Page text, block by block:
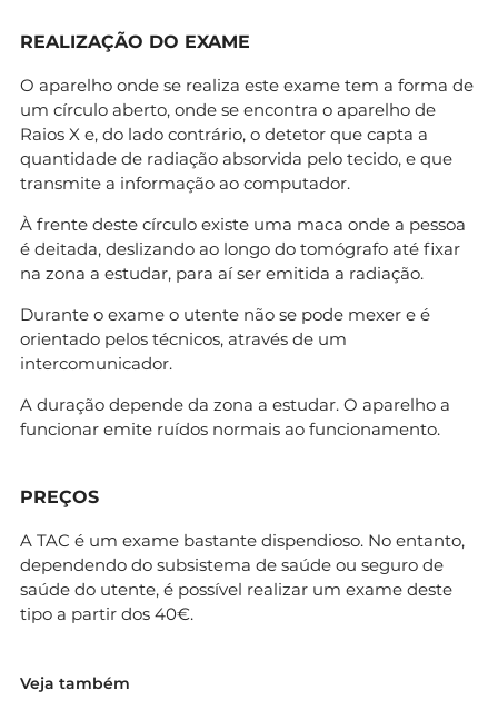
REALIZAÇÃO DO EXAME
O aparelho onde se realiza este exame tem a forma de
um círculo aberto, onde se encontra o aparelho de
Raios X e, do lado contrário, o detetor que capta a
quantidade de radiação absorvida pelo tecido, e que
transmite a informação ao computador.
À frente deste círculo existe uma maca onde a pessoa
é deitada, deslizando ao longo do tomógrafo até fixar
na zona a estudar, para aí ser emitida a radiação.
Durante o exame o utente não se pode mexer e é
orientado pelos técnicos, através de um
intercomunicador.
A duração depende da zona a estudar. O aparelho a
funcionar emite ruídos normais ao funcionamento.
PREÇOS
A TAC é um exame bastante dispendioso. No entanto,
dependendo do subsistema de saúde ou seguro de
saúde do utente, é possível realizar um exame deste
tipo a partir dos 40€.
Veja também